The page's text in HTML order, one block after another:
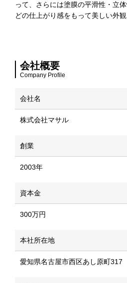
って、さらには塗膜の平滑性・立
どの仕上がり感をもって美しい外観
会社概要
Company Profile
会社名
株式会社マサル
創業
2003年
資本金
300万円
本社所在地
愛知県名古屋市西区あし原町317